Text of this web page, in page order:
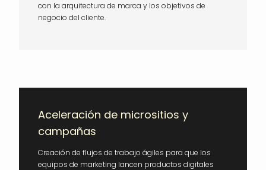
con la arquitectura de marca y los objetivos de
negocio del cliente.
Aceleración de micrositios y
campañas
Creación de flujos de trabajo ágiles para que los
equipos de marketing lancen productos digitales